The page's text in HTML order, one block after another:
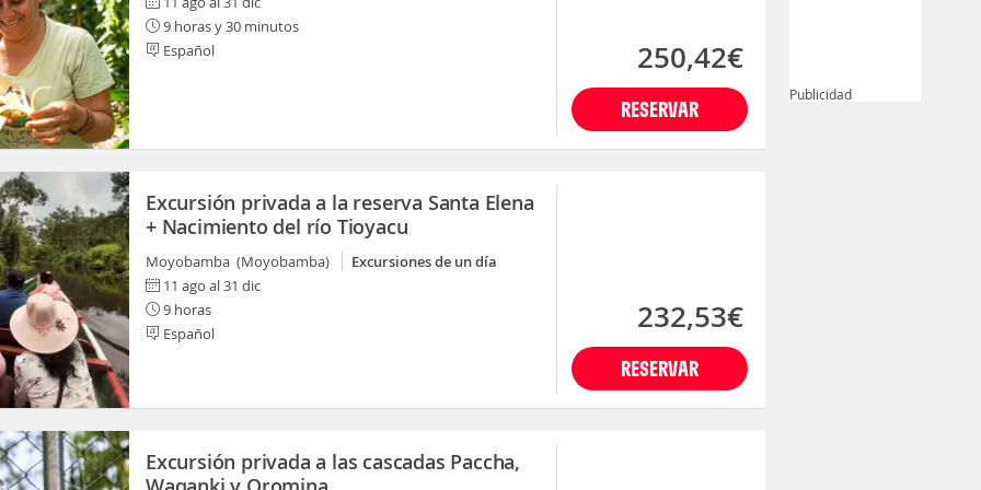
9 horas y 30 minutos
Español
RESERVAR
250,42€
Excursión privada a la reserva Santa Elena
+ Nacimiento del río Tioyacu
Moyobamba (Moyobamba)
Excursiones de un día
11 ago al 31 dic
9 horas
Español
RESERVAR
232,53€
Excursión privada a las cascadas Paccha,
Publicidad